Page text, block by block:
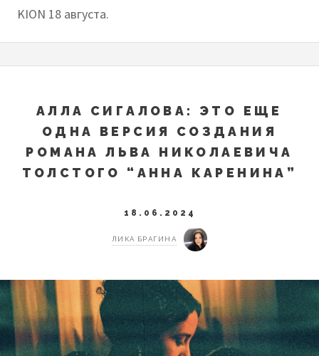
KION 18 августа.
АЛЛА СИГАЛОВА: ЭТО ЕЩЕ
ОДНА ВЕРСИЯ СОЗДАНИЯ
РОМАНА ЛЬВА НИКОЛАЕВИЧА
ТОЛСТОГО “АННА КАРЕНИНА”
18.06.2024
ЛИКА БРАГИНА